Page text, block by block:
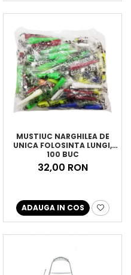
MUSTIUC NARGHILEA DE
UNICA FOLOSINTA LUNGI,
100 BUC
32,00 RON
ADAUGA IN COS